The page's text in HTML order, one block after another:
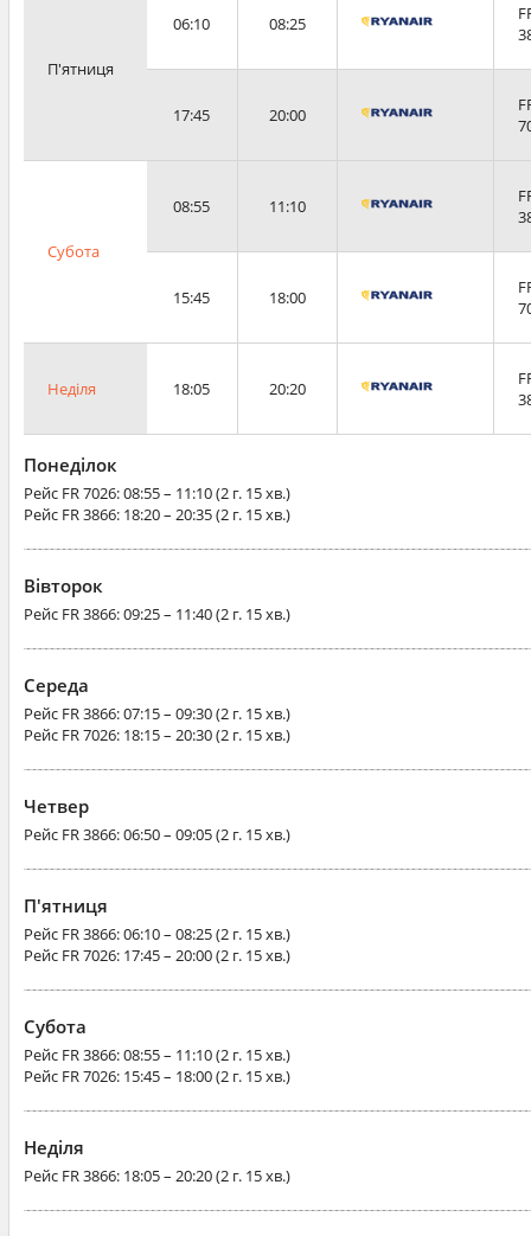
П'ятниця
06:10 08:25
17:45 20:00
Субота
08:55 11:10
15:45 18:00
Неділя 18:05 20:20
Понеділок
Рейс FR 7026: 08:55 – 11:10 (2 г. 15 хв.)
Рейс FR 3866: 18:20 – 20:35 (2 г. 15 хв.)
Вівторок
Рейс FR 3866: 09:25 – 11:40 (2 г. 15 хв.)
Середа
Рейс FR 3866: 07:15 – 09:30 (2 г. 15 хв.)
Рейс FR 7026: 18:15 – 20:30 (2 г. 15 хв.)
Четвер
Рейс FR 3866: 06:50 – 09:05 (2 г. 15 хв.)
П'ятниця
Рейс FR 3866: 06:10 – 08:25 (2 г. 15 хв.)
Рейс FR 7026: 17:45 – 20:00 (2 г. 15 хв.)
Субота
Рейс FR 3866: 08:55 – 11:10 (2 г. 15 хв.)
Рейс FR 7026: 15:45 – 18:00 (2 г. 15 хв.)
Неділя
Рейс FR 3866: 18:05 – 20:20 (2 г. 15 хв.)